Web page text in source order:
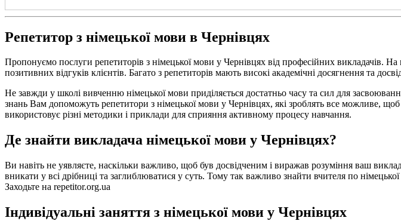
Репетитор з німецької мови в Чернівцях
Пропонуємо послуги репетиторів з німецької мови у Чернівцях від професійних викладачів.
позитивних відгуків клієнтів. Багато з репетиторів мають високі академічні досягнення та
Не завжди у школі вивченню німецької мови приділяється достатньо часу та сил для
знань Вам допоможуть репетитори з німецької мови у Чернівцях, які зроблять все можливе,
використовує різні методики і приклади для сприяння активному процесу навчання.
Де знайти викладача німецької мови у Чернівцях?
Ви навіть не уявляєте, наскільки важливо, щоб був досвідченим і виражав розуміння ваш
вникати у всі дрібниці та заглиблюватися у суть. Тому так важливо знайти вчителя по
Заходьте на repetitor.org.ua
Індивідуальні заняття з німецької мови у Чернівцях